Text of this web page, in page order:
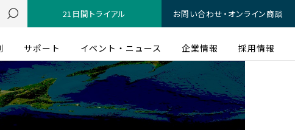
21日間トライアル お問い合わせ・オンライン商談
サポート イベント・ニュース 企業情報 採用情報